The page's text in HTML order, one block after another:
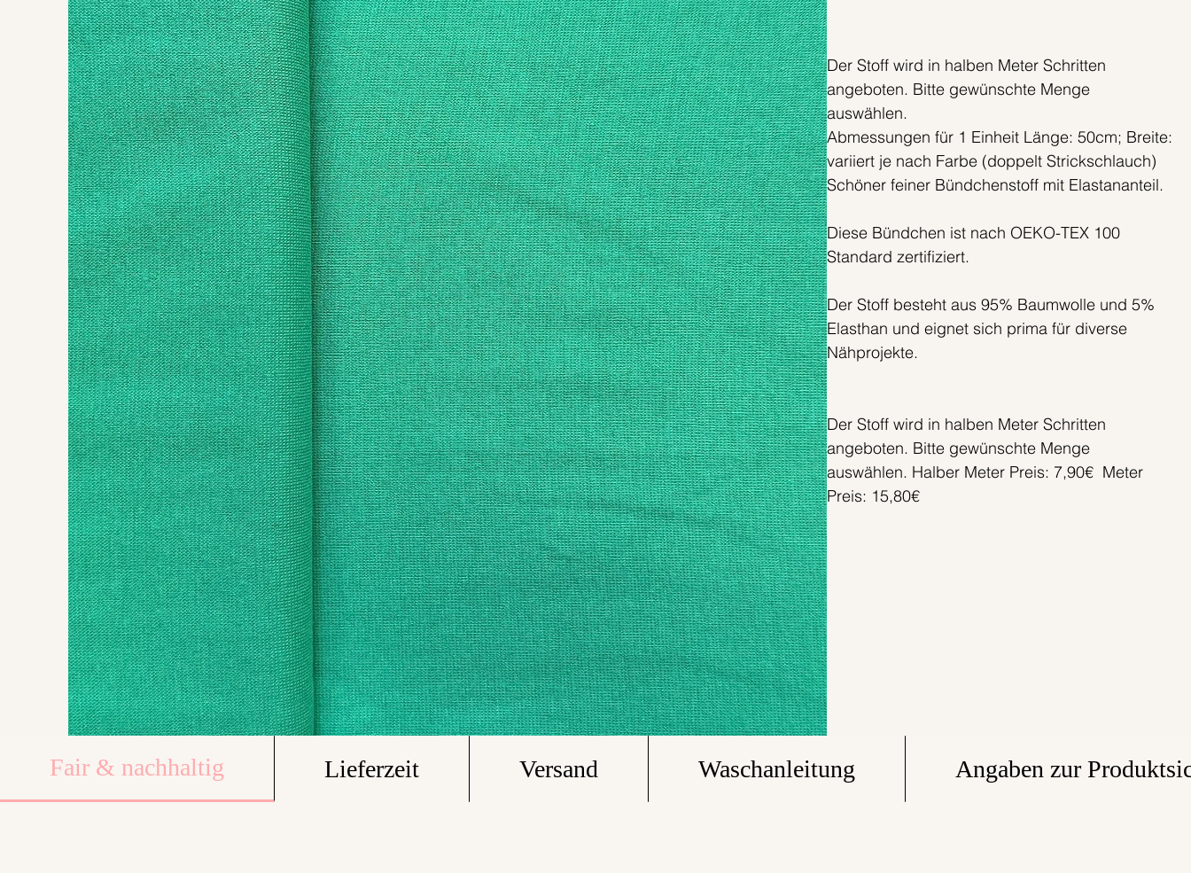
Der Stoff wird in halben Meter Schritten
angeboten. Bitte gewünschte Menge
auswählen.
Abmessungen für 1 Einheit Länge: 50cm; Breite:
variiert je nach Farbe (doppelt Strickschlauch)
Schöner feiner Bündchenstoff mit Elastananteil.
Diese Bündchen ist nach OEKO-TEX 100
Standard zertifiziert.
Der Stoff besteht aus 95% Baumwolle und 5%
Elasthan und eignet sich prima für diverse
Nähprojekte.
Der Stoff wird in halben Meter Schritten
angeboten. Bitte gewünschte Menge
auswählen. Halber Meter Preis: 7,90€ Meter
Preis: 15,80€
Fair & nachhaltig Lieferzeit Versand Waschanleitung Angaben zur